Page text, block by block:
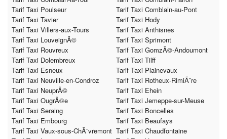
Tarif Taxi Poulseur
Tarif Taxi Comblain-au-Pont
Tarif Taxi Tavier
Tarif Taxi Hody
Tarif Taxi Villers-aux-Tours
Tarif Taxi Anthisnes
Tarif Taxi LouveignÃ©
Tarif Taxi Sprimont
Tarif Taxi Rouvreux
Tarif Taxi GomzÃ©-Andoumont
Tarif Taxi Dolembreux
Tarif Taxi Tilff
Tarif Taxi Esneux
Tarif Taxi Plainevaux
Tarif Taxi Neuville-en-Condroz
Tarif Taxi Rotheux-RimiÃ¨re
Tarif Taxi NeuprÃ©
Tarif Taxi Ehein
Tarif Taxi OugrÃ©e
Tarif Taxi Jemeppe-sur-Meuse
Tarif Taxi Seraing
Tarif Taxi Boncelles
Tarif Taxi Embourg
Tarif Taxi Beaufays
Tarif Taxi Vaux-sous-ChÃ¨vremont Tarif Taxi Chaudfontaine